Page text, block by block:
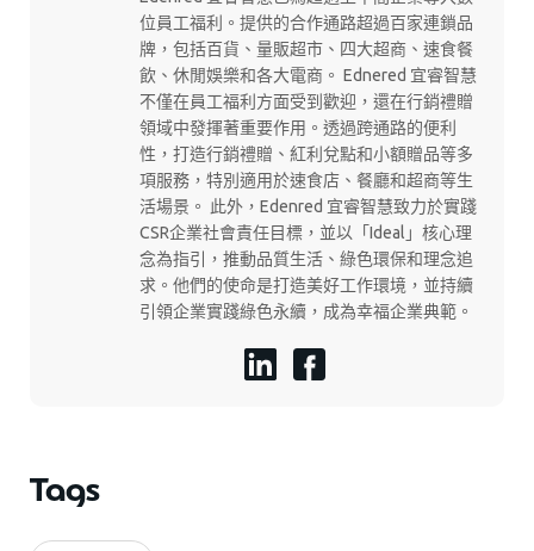
位員工福利。提供的合作通路超過百家連鎖品
牌，包括百貨、量販超市、四大超商、速食餐
飲、休閒娛樂和各大電商。 Ednered 宜睿智慧
不僅在員工福利方面受到歡迎，還在行銷禮贈
領域中發揮著重要作用。透過跨通路的便利
性，打造行銷禮贈、紅利兌點和小額贈品等多
項服務，特別適用於速食店、餐廳和超商等生
活場景。 此外，Edenred 宜睿智慧致力於實踐
CSR企業社會責任目標，並以「Ideal」核心理
念為指引，推動品質生活、綠色環保和理念追
求。他們的使命是打造美好工作環境，並持續
引領企業實踐綠色永續，成為幸福企業典範。
Tags